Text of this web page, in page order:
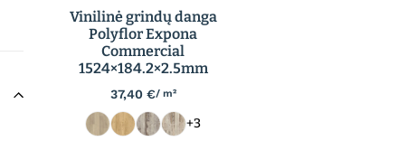
Vinilinė grindų danga
Polyflor Expona
Commercial
1524×184.2×2.5mm
37,40 €/ m²
+3